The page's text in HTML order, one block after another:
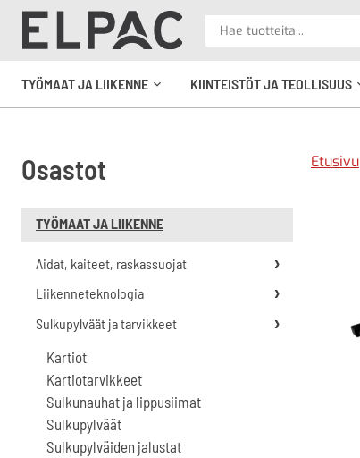
Hae
TYÖMAAT JA LIIKENNE
KIINTEISTÖT JA TEOLLISUUS
Osastot
TYÖMAAT JA LIIKENNE
Aidat, kaiteet, raskassuojat
Liikenneteknologia
Sulkupylväät ja tarvikkeet
Kartiot
Kartiotarvikkeet
Sulkunauhat ja lippusiimat
Sulkupylväät
Sulkupylväiden jalustat
Etusivu